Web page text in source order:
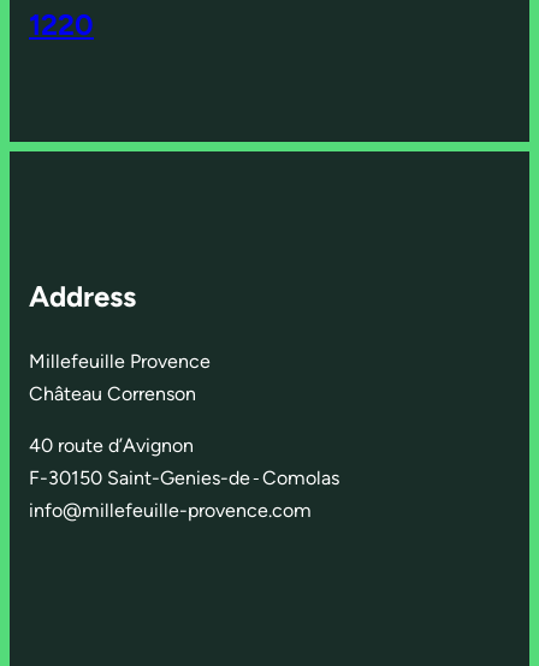
1220
Address
Millefeuille Provence
Château Correnson
40 route d’Avignon
F-30150 Saint-Genies-de-Comolas
info@millefeuille-provence.com